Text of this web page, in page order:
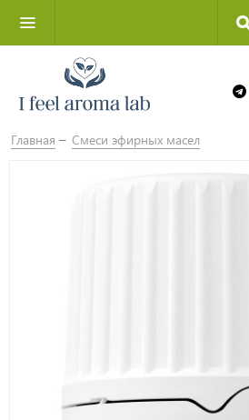
Главная Смеси эфирных масел